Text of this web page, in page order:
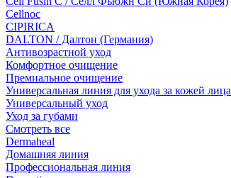
Cellnoc
CIPIRICA
DALTON / Далтон (Германия)
Антивозрастной уход
Комфортное очищение
Премиальное очищение
Универсальная линия для ухода за кожей лица
Универсальный уход
Уход за губами
Смотреть все
Dermaheal
Домашняя линия
Профессиональная линия